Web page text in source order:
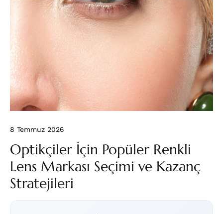
8 Temmuz 2026
Optikçiler İçin Popüler Renkli
Lens Markası Seçimi ve Kazanç
Stratejileri